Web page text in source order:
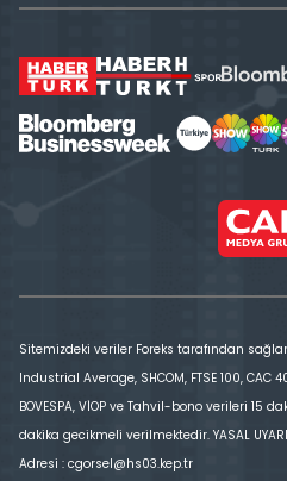
Sitemizdeki veriler Foreks tarafından
Industrial Average, SHCOM, FTSE 100, CAC
BOVESPA, VİOP ve Tahvil-bono verileri 15
dakika gecikmeli verilmektedir. YASAL
Adresi : cgorsel@hs03.kep.tr